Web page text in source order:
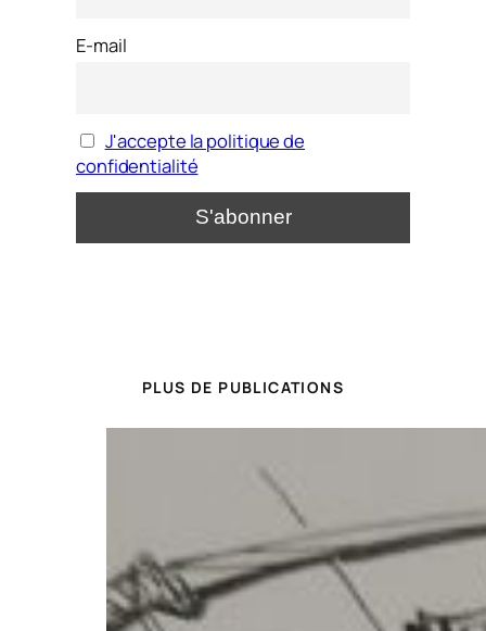
E-mail
J'accepte la politique de
confidentialité
PLUS DE PUBLICATIONS